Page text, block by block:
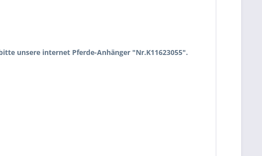
unsere internet Pferde-Anhänger "Nr.K11623055".